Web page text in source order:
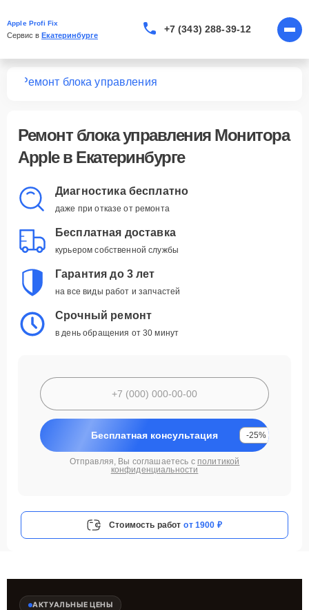
Apple Profi Fix
Сервис в Екатеринбурге
+7 (343) 288-39-12
Ремонт блока управления
Ремонт блока управления Монитора
Apple в Екатеринбурге
Диагностика бесплатно
даже при отказе от ремонта
Бесплатная доставка
курьером собственной службы
Гарантия до 3 лет
на все виды работ и запчастей
Срочный ремонт
в день обращения от 30 минут
Бесплатная консультация -25%
Отправляя, Вы соглашаетесь с политикой
конфиденциальности
Стоимость работ от 1900 ₽
АКТУАЛЬНЫЕ ЦЕНЫ